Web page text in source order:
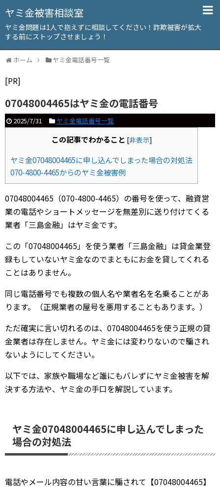
ヤミ金被害相談室
ヤミ金問題は1人で抱えずに相談してください！詐欺被害が拡大
する前にストップさせましょう！
ホーム ヤミ金電話番号一覧
[PR]
07048004465はヤミ金の電話番号
2025/7/31 ヤミ金電話番号一覧
この記事でわかること [非表示]
ヤミ金07048004465に申し込んでしまった場合の対処法
070-4800-4465からのヤミ金被害例
07048004465（070-4800-4465）の番号を使って、融資営
業の電話やショートメッセージを無差別に送り付けてくる
業者「三島金融」はヤミ金です。
この「07048004465」を使う業者「三島金融」は貸金業登
録もしていないヤミ金なのでまともにお金を貸してくれる
ことはありません。
同じ電話番号でも複数の個人名や業者名を名乗ることがあ
ります。（正規業者の屋号を悪用することもあります。）
ただ確実に言い切れるのは、07048004465を使う正規の貸
金業者は存在しません。ヤミ金には変わりないので騙され
ないようにしてください。
以下では、家族や職場など誰にもバレずにヤミ金被害を解
決する方法や、ヤミ金の手口を解説しています。
ヤミ金07048004465に申し込んでしまった
場合の対処法
電話やメール内容の甘い言葉に騙されて【07048004465】